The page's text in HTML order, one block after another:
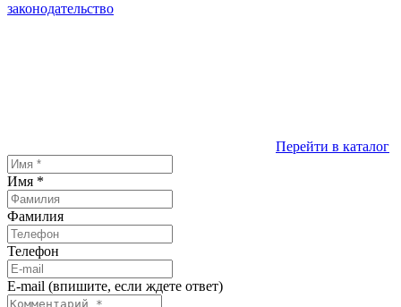
законодательство
Перейти в каталог
Имя *
Фамилия
Телефон
E-mail (впишите, если ждете ответ)